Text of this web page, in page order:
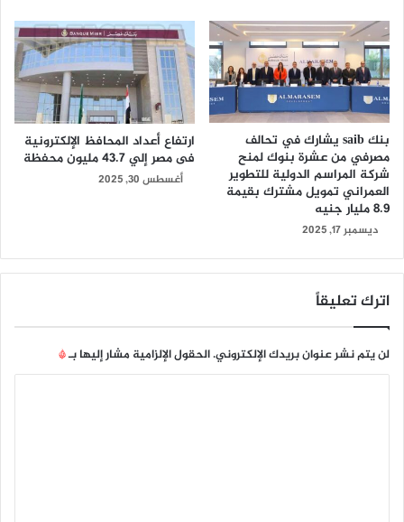
بنك saib يشارك في تحالف
مصرفي من عشرة بنوك لمنح
شركة المراسم الدولية للتطوير
العمراني تمويل مشترك بقيمة
8.9 مليار جنيه
ديسمبر 17, 2025
ارتفاع أعداد المحافظ الإلكترونية
فى مصر إلي 43.7 مليون محفظة
أغسطس 30, 2025
اترك تعليقاً
لن يتم نشر عنوان بريدك الإلكتروني.الحقول الإلزامية مشار إليها بـ*